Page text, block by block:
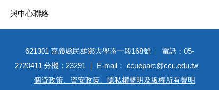
與中心聯絡
621301 嘉義縣民雄鄉大學路一段168號 ｜ 電話：05-
2720411 分機：23291 ｜ E-mail： ccueparc@ccu.edu.tw
個資政策、資安政策、隱私權聲明及版權所有聲明